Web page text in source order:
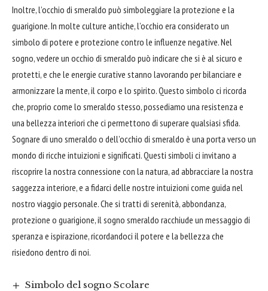
Inoltre, l’occhio di smeraldo può simboleggiare la protezione e la
guarigione. In molte culture antiche, l’occhio era considerato un
simbolo di potere e protezione contro le influenze negative. Nel
sogno, vedere un occhio di smeraldo può indicare che si è al sicuro e
protetti, e che le energie curative stanno lavorando per bilanciare e
armonizzare la mente, il corpo e lo spirito. Questo simbolo ci ricorda
che, proprio come lo smeraldo stesso, possediamo una resistenza e
una bellezza interiori che ci permettono di superare qualsiasi sfida.
Sognare di uno smeraldo o dell’occhio di smeraldo è una porta verso un
mondo di ricche intuizioni e significati. Questi simboli ci invitano a
riscoprire la nostra connessione con la natura, ad abbracciare la nostra
saggezza interiore, e a fidarci delle nostre intuizioni come guida nel
nostro viaggio personale. Che si tratti di serenità, abbondanza,
protezione o guarigione, il sogno smeraldo racchiude un messaggio di
speranza e ispirazione, ricordandoci il potere e la bellezza che
risiedono dentro di noi.
Simbolo del sogno Scolare